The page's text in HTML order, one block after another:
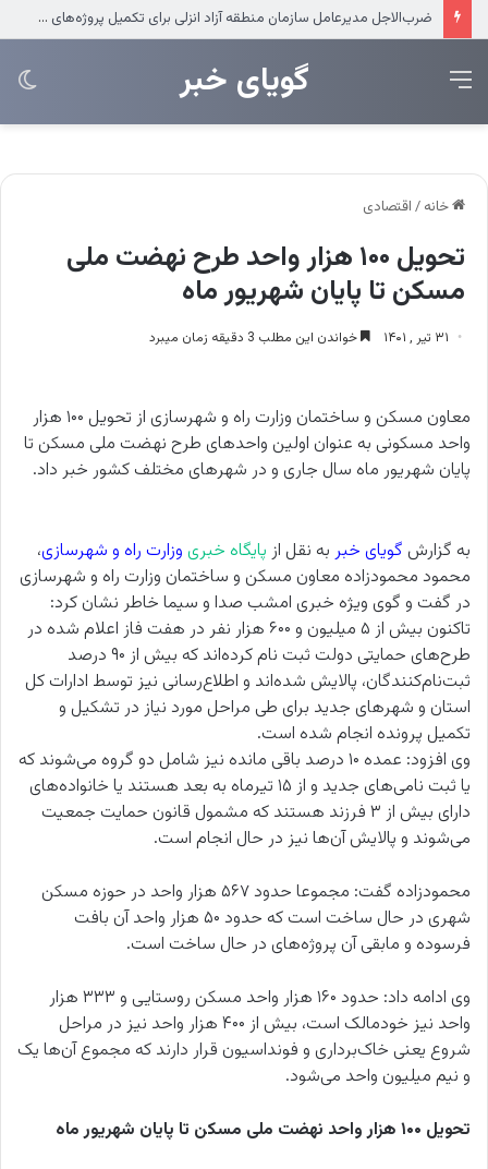
ضرب‌الاجل مدیرعامل سازمان منطقه آزاد انزلی برای تکمیل پروژه‌های عمرانی
‌‌‌گویای خبر منو
خانه / اقتصادی
تحویل ۱۰۰ هزار واحد طرح نهضت ملی
مسکن تا پایان شهریور ماه
۳۱ تیر , ۱۴۰۱ خواندن این مطلب 3 دقیقه زمان میبرد
معاون مسکن و ساختمان وزارت راه و شهرسازی از تحویل ۱۰۰ هزار
واحد مسکونی به عنوان اولین واحدهای طرح نهضت ملی مسکن تا
پایان شهریور ماه سال جاری و در شهرهای مختلف کشور خبر داد.
به گزارش گویای خبر به نقل از پایگاه خبری وزارت راه و شهرسازی،
محمود محمودزاده معاون مسکن و ساختمان وزارت راه و شهرسازی
در گفت و گوی ویژه خبری امشب صدا و سیما خاطر نشان کرد:
تاکنون بیش از ۵ میلیون و ۶۰۰ هزار نفر در هفت فاز اعلام شده در
طرح‌های حمایتی دولت ثبت نام کرده‌اند که بیش از ۹۰ درصد
ثبت‌نام‌کنندگان، پالایش شده‌اند و اطلاع‌رسانی نیز توسط ادارات کل
استان و شهرهای جدید برای طی مراحل مورد نیاز در تشکیل و
تکمیل پرونده انجام شده است.
وی افزود: عمده ۱۰ درصد باقی مانده نیز شامل دو گروه می‌شوند که
یا ثبت نامی‌های جدید و از ۱۵ تیرماه به بعد هستند یا خانواده‌های
دارای بیش از ۳ فرزند هستند که مشمول قانون حمایت جمعیت
می‌شوند و پالایش آن‌ها نیز در حال انجام است.
محمودزاده گفت: مجموعا حدود ۵۶۷ هزار واحد در حوزه مسکن
شهری در حال ساخت است که حدود ۵۰ هزار واحد آن بافت
فرسوده و مابقی آن پروژه‌های در حال ساخت است.
وی ادامه داد: حدود ۱۶۰ هزار واحد مسکن روستایی و ۳۳۳ هزار
واحد نیز خودمالک است، بیش از ۴۰۰ هزار واحد نیز در مراحل
شروع یعنی خاک‌برداری و فونداسیون قرار دارند که مجموع آن‌ها یک
و نیم میلیون واحد می‌شود.
تحویل ۱۰۰ هزار واحد نهضت ملی مسکن تا پایان شهریور ماه